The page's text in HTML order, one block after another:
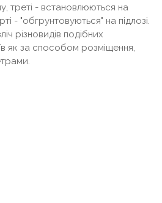
треті - встановлюються на
- "обгрунтовуються" на підлозі.
різновидів подібних
як за способом розміщення,